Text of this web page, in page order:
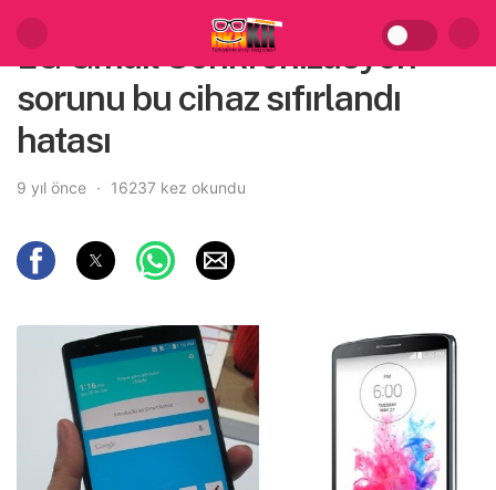
LG Gmail Senkronizasyon
sorunu bu cihaz sıfırlandı
hatası
9 yıl önce 16237 kez okundu